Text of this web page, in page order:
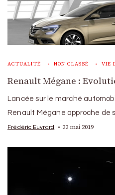
ACTUALITÉ NON CLASSÉ VIE
Renault Mégane :
Lancée sur le marché
Renault Mégane approche de
Frédéric Euvrard 22 mai 2019